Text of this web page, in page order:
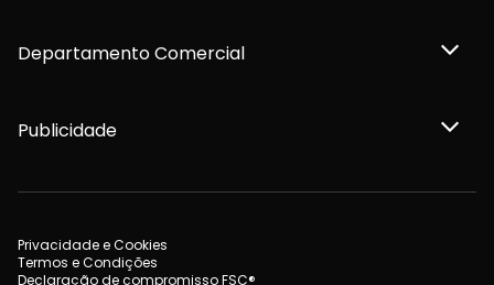
Departamento Comercial
Publicidade
Privacidade e Cookies
Termos e Condições
Declaração de compromisso FSC®